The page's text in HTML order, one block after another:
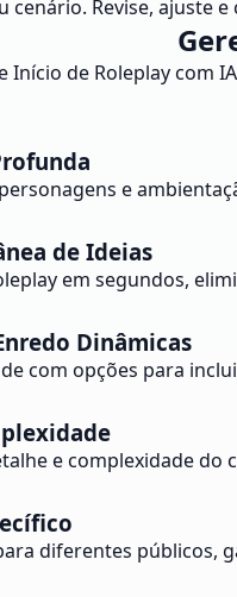
cenário. Revise, ajuste
Início de Roleplay com
e
de Ideias
em segundos,
Dinâmicas
com opções para
e complexidade do
diferentes públicos,